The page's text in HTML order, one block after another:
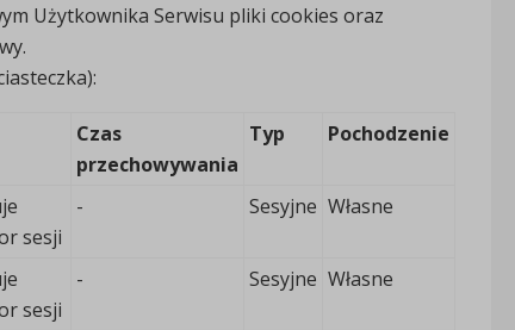
Użytkownika Serwisu pliki cookies oraz
Czas
przechowywania
Typ Pochodzenie
sesji
- Sesyjne Własne
sesji
- Sesyjne Własne